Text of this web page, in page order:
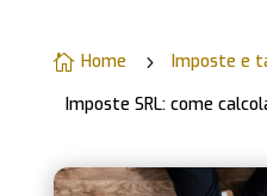
 Home 5 Imposte e
Imposte SRL: come